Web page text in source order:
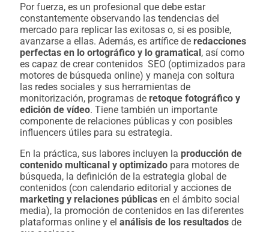
Por fuerza, es un profesional que debe estar
constantemente observando las tendencias del
mercado para replicar las exitosas o, si es posible,
avanzarse a ellas. Además, es artífice de redacciones
perfectas en lo ortográfico y lo gramatical, así como
es capaz de crear contenidos SEO (optimizados para
motores de búsqueda online) y maneja con soltura
las redes sociales y sus herramientas de
monitorización, programas de retoque fotográfico y
edición de vídeo. Tiene también un importante
componente de relaciones públicas y con posibles
influencers útiles para su estrategia.
En la práctica, sus labores incluyen la producción de
contenido multicanal y optimizado para motores de
búsqueda, la definición de la estrategia global de
contenidos (con calendario editorial y acciones de
marketing y relaciones públicas en el ámbito social
media), la promoción de contenidos en las diferentes
plataformas online y el análisis de los resultados de